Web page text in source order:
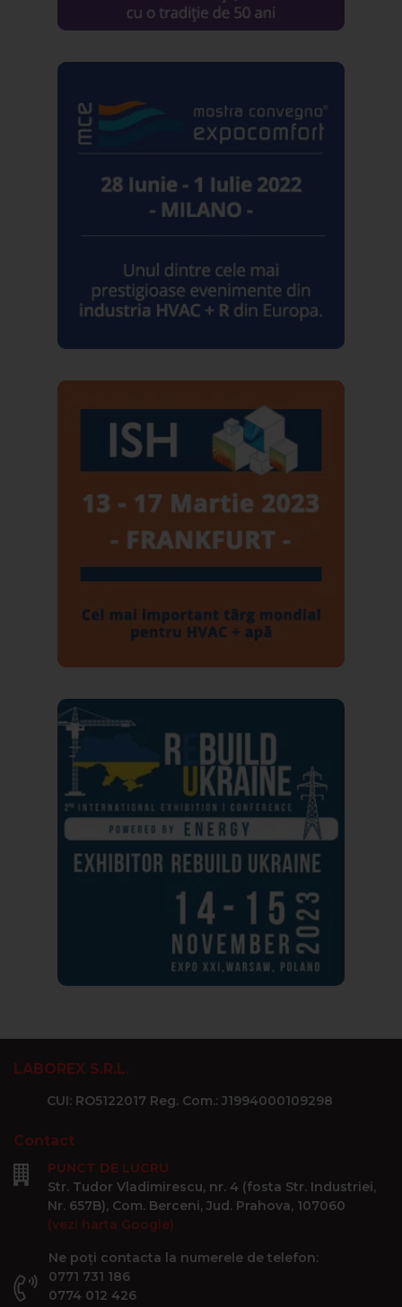
LABOREX S.R.L.
CUI: RO5122017 Reg. Com.: J1994000109298
Contact
PUNCT DE LUCRU
Str. Tudor Vladimirescu, nr. 4 (fosta Str. Industriei,
Nr. 657B), Com. Berceni, Jud. Prahova, 107060
(vezi harta Google)
Ne poți contacta la numerele de telefon:
0771 731 186
0774 012 426